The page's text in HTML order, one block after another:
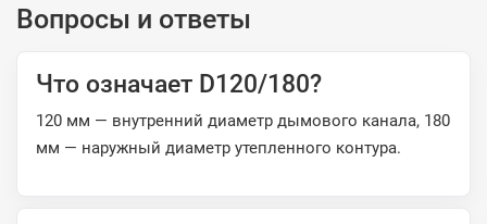
Вопросы и ответы
Что означает D120/180?
120 мм — внутренний диаметр дымового канала, 180
мм — наружный диаметр утепленного контура.